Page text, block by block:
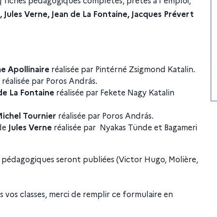
Verne, Jean de La Fontaine, Jacques Prévert
Apollinaire réalisée par Pintérné Zsigmond Katalin.
réalisée par Poros András.
La Fontaine réalisée par Fekete Nagy Katalin
Tournier réalisée par Poros András.
Jules Verne réalisée par Nyakas Tünde et Bagameri
seront publiées (Victor Hugo, Molière,
vos classes, merci de remplir ce formulaire en